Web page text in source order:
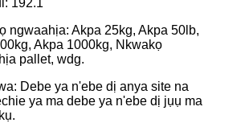
ngwaahịa: Akpa 25kg, Akpa 50lb,
Akpa 1000kg, Nkwakọ
pallet, wdg.
Debe ya n'ebe dị anya site na
ya ma debe ya n'ebe dị jụụ ma